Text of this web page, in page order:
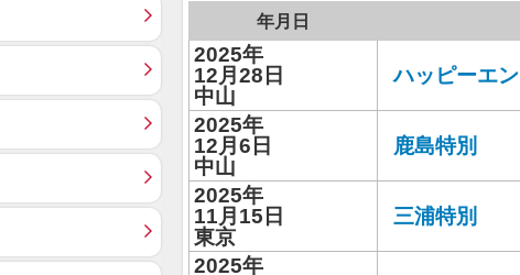
年月日
2025年
12月28日
中山
ハッピーエン
2025年
12月6日
中山
鹿島特別
2025年
11月15日
東京
三浦特別
2025年